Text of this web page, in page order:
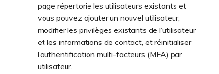
page répertorie les utilisateurs existants et
vous pouvez ajouter un nouvel utilisateur,
modifier les privilèges existants de l’utilisateur
et les informations de contact, et réinitialiser
l’authentification multi-facteurs (MFA) par
utilisateur.